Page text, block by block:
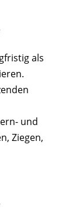
als
und
Ziegen,